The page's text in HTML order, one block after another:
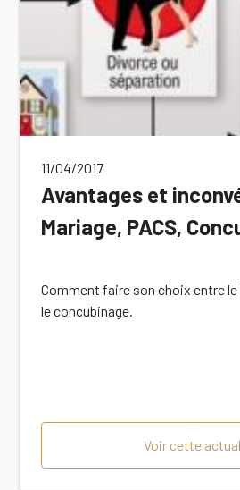
11/04/2017
Avantages et
Mariage, PACS,
Comment faire son choix entre le
le concubinage.
Voir cette